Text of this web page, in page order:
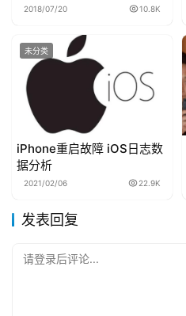
2018/07/20 10.8K
未分类
iPhone重启故障 iOS日志数
据分析
2021/02/06 22.9K
发表回复
请登录后评论...